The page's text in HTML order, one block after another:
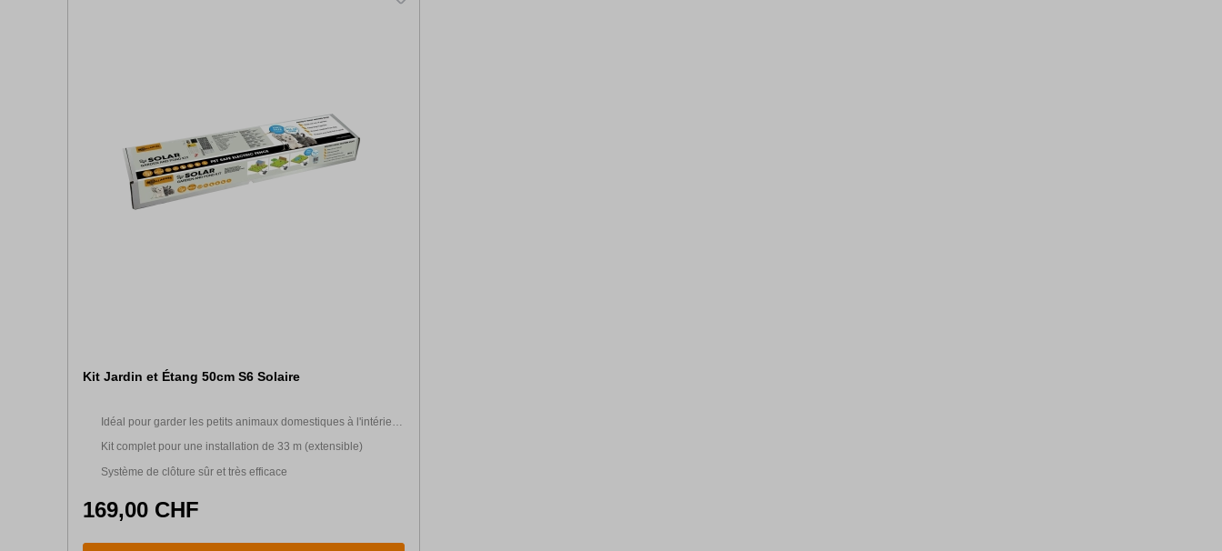
Kit Jardin et Étang 50cm S6 Solaire
Idéal pour garder les petits animaux domestiques à l'intérieur
et à l'extérieur de votre jardin
Kit complet pour une installation de 33 m (extensible)
Système de clôture sûr et très efficace
169,00 CHF